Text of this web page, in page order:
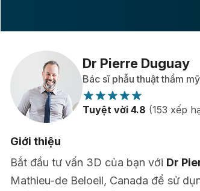
Dr Pierre Duguay
Bác sĩ phẫu thuật thẩm
Tuyệt vời 4.8 (153 xếp
Giới thiệu
Bắt đầu tư vấn 3D của bạn với Dr
Mathieu-de Beloeil, Canada để sử